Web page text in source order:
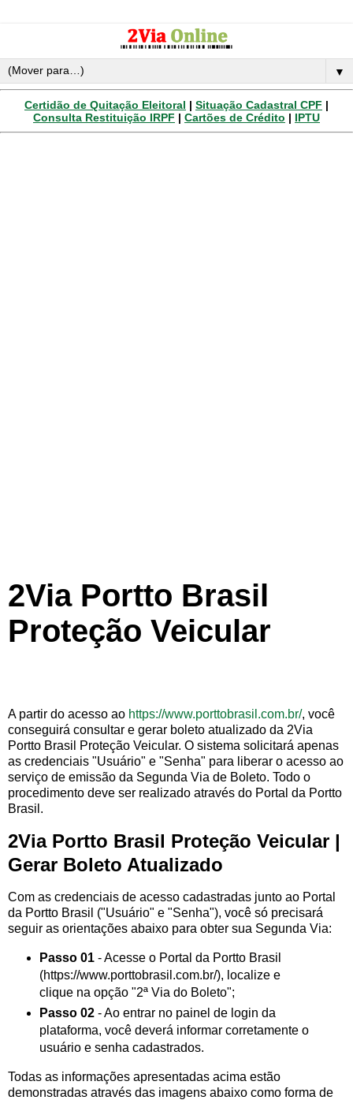
▼
Certidão de Quitação Eleitoral | Situação Cadastral CPF |
Consulta Restituição IRPF | Cartões de Crédito | IPTU
2Via Portto Brasil
Proteção Veicular
A partir do acesso ao https://www.porttobrasil.com.br/, você
conseguirá consultar e gerar boleto atualizado da 2Via
Portto Brasil Proteção Veicular. O sistema solicitará apenas
as credenciais "Usuário" e "Senha" para liberar o acesso ao
serviço de emissão da Segunda Via de Boleto. Todo o
procedimento deve ser realizado através do Portal da Portto
Brasil.
2Via Portto Brasil Proteção Veicular |
Gerar Boleto Atualizado
Com as credenciais de acesso cadastradas junto ao Portal
da Portto Brasil ("Usuário" e "Senha"), você só precisará
seguir as orientações abaixo para obter sua Segunda Via:
Passo 01- Acesse o Portal da Portto Brasil
(https://www.porttobrasil.com.br/), localize e
clique na opção "2ª Via do Boleto";
Passo 02- Ao entrar no painel de login da
plataforma, você deverá informar corretamente o
usuário e senha cadastrados.
Todas as informações apresentadas acima estão
demonstradas através das imagens abaixo como forma de